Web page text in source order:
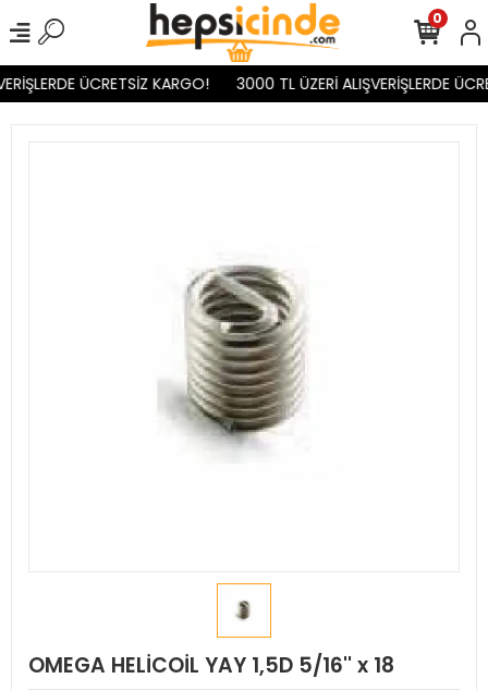
ÜCRETSİZ KARGO! 3000 TL ÜZERİ ALIŞVERİŞLERDE
0
OMEGA HELİCOİL YAY 1,5D 5/16'' x 18